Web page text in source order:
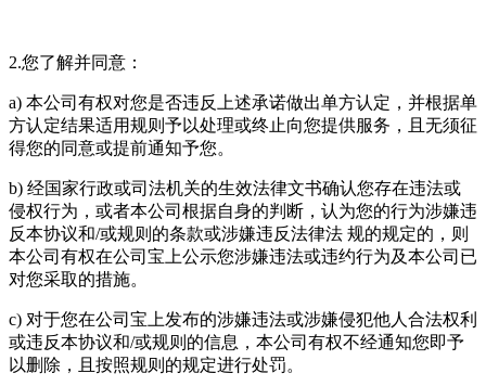
2.您了解并同意：
a) 本公司有权对您是否违反上述承诺做出单方认定，并根据单
方认定结果适用规则予以处理或终止向您提供服务，且无须征
得您的同意或提前通知予您。
b) 经国家行政或司法机关的生效法律文书确认您存在违法或
侵权行为，或者本公司根据自身的判断，认为您的行为涉嫌违
反本协议和/或规则的条款或涉嫌违反法律法 规的规定的，则
本公司有权在公司宝上公示您涉嫌违法或违约行为及本公司已
对您采取的措施。
c) 对于您在公司宝上发布的涉嫌违法或涉嫌侵犯他人合法权利
或违反本协议和/或规则的信息，本公司有权不经通知您即予
以删除，且按照规则的规定进行处罚。